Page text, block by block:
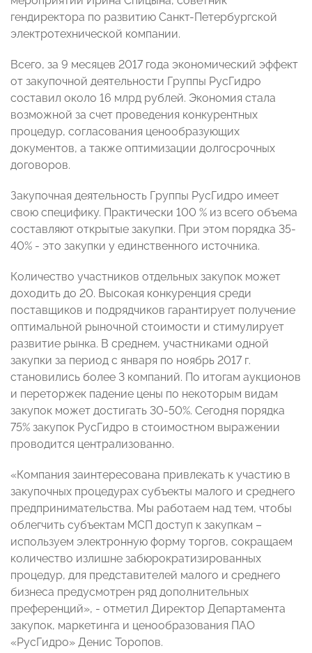
гендиректора по развитию Санкт-Петербургской
электротехнической компании.
Всего, за 9 месяцев 2017 года экономический эффект
от закупочной деятельности Группы РусГидро
составил около 16 млрд рублей. Экономия стала
возможной за счет проведения конкурентных
процедур, согласования ценообразующих
документов, а также оптимизации долгосрочных
договоров.
Закупочная деятельность Группы РусГидро имеет
свою специфику. Практически 100 % из всего объема
составляют открытые закупки. При этом порядка 35-
40% - это закупки у единственного источника.
Количество участников отдельных закупок может
доходить до 20. Высокая конкуренция среди
поставщиков и подрядчиков гарантирует получение
оптимальной рыночной стоимости и стимулирует
развитие рынка. В среднем, участниками одной
закупки за период с января по ноябрь 2017 г.
становились более 3 компаний. По итогам аукционов
и переторжек падение цены по некоторым видам
закупок может достигать 30-50%. Сегодня порядка
75% закупок РусГидро в стоимостном выражении
проводится централизованно.
«Компания заинтересована привлекать к участию в
закупочных процедурах субъекты малого и среднего
предпринимательства. Мы работаем над тем, чтобы
облегчить субъектам МСП доступ к закупкам –
используем электронную форму торгов, сокращаем
количество излишне забюрократизированных
процедур, для представителей малого и среднего
бизнеса предусмотрен ряд дополнительных
преференций», - отметил Директор Департамента
закупок, маркетинга и ценообразования ПАО
«РусГидро» Денис Торопов.